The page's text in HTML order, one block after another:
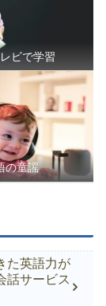
ビで学習
の童謡
た英語力が
話サービス